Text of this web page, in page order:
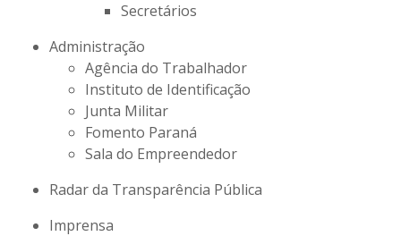
Secretários
Administração
Agência do Trabalhador
Instituto de Identificação
Junta Militar
Fomento Paraná
Sala do Empreendedor
Radar da Transparência Pública
Imprensa